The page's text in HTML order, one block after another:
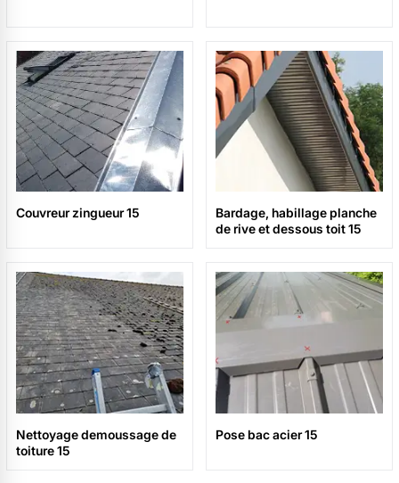
Couvreur zingueur 15
Bardage, habillage planche
de rive et dessous toit 15
Nettoyage demoussage de
toiture 15
Pose bac acier 15